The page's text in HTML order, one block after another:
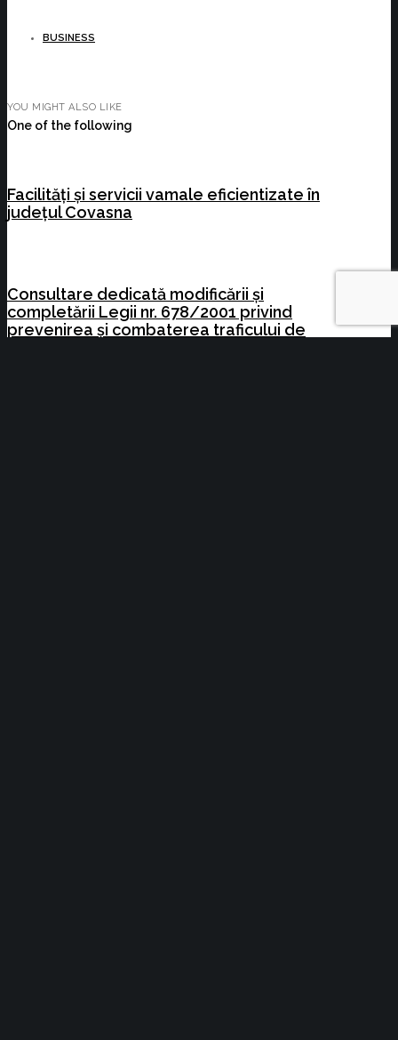
BUSINESS
YOU MIGHT ALSO LIKE
One of the following
Facilități și servicii vamale eficientizate în
județul Covasna
Consultare dedicată modificării și
completării Legii nr. 678/2001 privind
prevenirea și combaterea traficului de